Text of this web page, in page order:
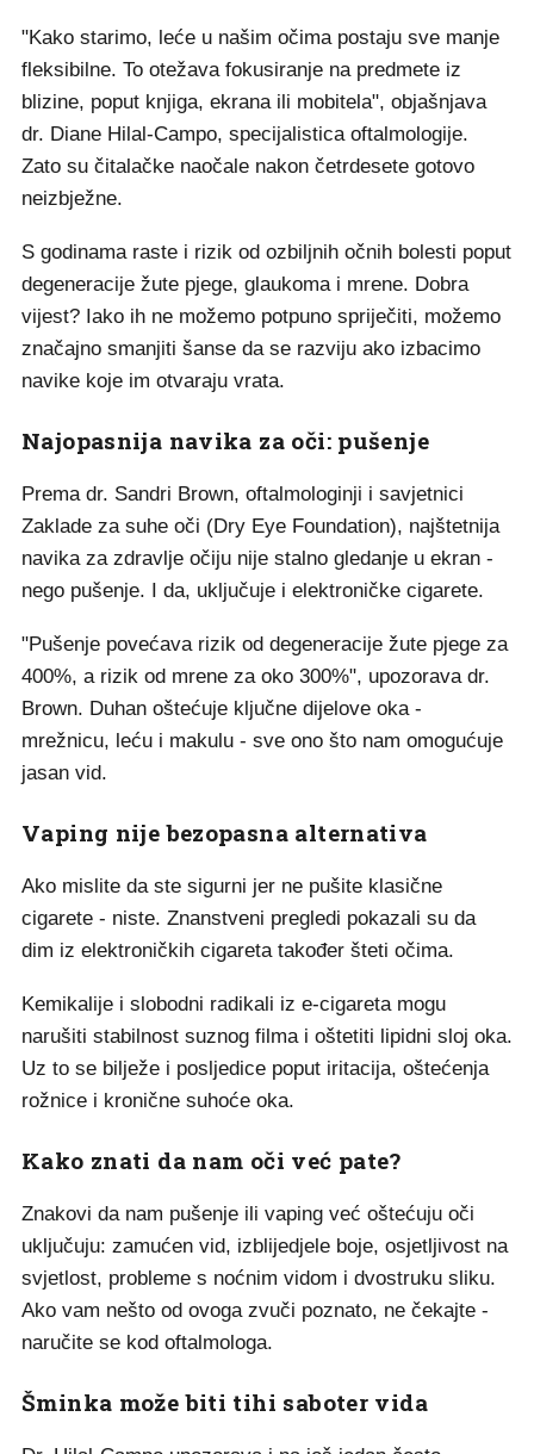
"Kako starimo, leće u našim očima postaju sve manje
fleksibilne. To otežava fokusiranje na predmete iz
blizine, poput knjiga, ekrana ili mobitela", objašnjava
dr. Diane Hilal-Campo, specijalistica oftalmologije.
Zato su čitalačke naočale nakon četrdesete gotovo
neizbježne.
S godinama raste i rizik od ozbiljnih očnih bolesti poput
degeneracije žute pjege, glaukoma i mrene. Dobra
vijest? Iako ih ne možemo potpuno spriječiti, možemo
značajno smanjiti šanse da se razviju ako izbacimo
navike koje im otvaraju vrata.
Najopasnija navika za oči: pušenje
Prema dr. Sandri Brown, oftalmologinji i savjetnici
Zaklade za suhe oči (Dry Eye Foundation), najštetnija
navika za zdravlje očiju nije stalno gledanje u ekran -
nego pušenje. I da, uključuje i elektroničke cigarete.
"Pušenje povećava rizik od degeneracije žute pjege za
400%, a rizik od mrene za oko 300%", upozorava dr.
Brown. Duhan oštećuje ključne dijelove oka -
mrežnicu, leću i makulu - sve ono što nam omogućuje
jasan vid.
Vaping nije bezopasna alternativa
Ako mislite da ste sigurni jer ne pušite klasične
cigarete - niste. Znanstveni pregledi pokazali su da
dim iz elektroničkih cigareta također šteti očima.
Kemikalije i slobodni radikali iz e-cigareta mogu
narušiti stabilnost suznog filma i oštetiti lipidni sloj oka.
Uz to se bilježe i posljedice poput iritacija, oštećenja
rožnice i kronične suhoće oka.
Kako znati da nam oči već pate?
Znakovi da nam pušenje ili vaping već oštećuju oči
uključuju: zamućen vid, izblijedjele boje, osjetljivost na
svjetlost, probleme s noćnim vidom i dvostruku sliku.
Ako vam nešto od ovoga zvuči poznato, ne čekajte -
naručite se kod oftalmologa.
Šminka može biti tihi saboter vida